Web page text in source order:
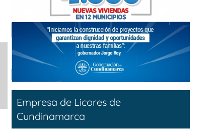
Empresa de Licores de
Cundinamarca